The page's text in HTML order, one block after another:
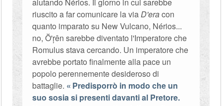
riuscito a far comunicare la viaD'eracon
quanto imparato su New Vulcano, Nérios...
no, Ŏ'ŗên sarebbe diventato l'Imperatore che
Romulus stava cercando. Un imperatore che
avrebbe portato finalmente alla pace un
popolo perennemente desideroso di
battaglie.
Predisporrò in modo che un
suo sosia si presenti davanti al Pretore.